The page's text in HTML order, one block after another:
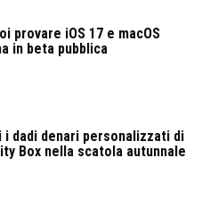
provare iOS 17 e macOS
in beta pubblica
i dadi denari personalizzati di
Box nella scatola autunnale